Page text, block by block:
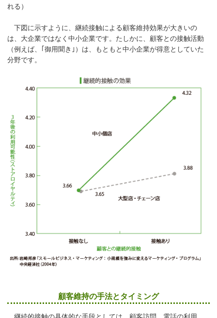
れる）
下図に示すように、継続接触による顧客維持効果が大きいの
は、大企業ではなく中小企業です。たしかに、顧客との接触活動
（例えば、｢御用聞き｣）は、もともと中小企業が得意としていた
分野です。
顧客維持の手法とタイミング